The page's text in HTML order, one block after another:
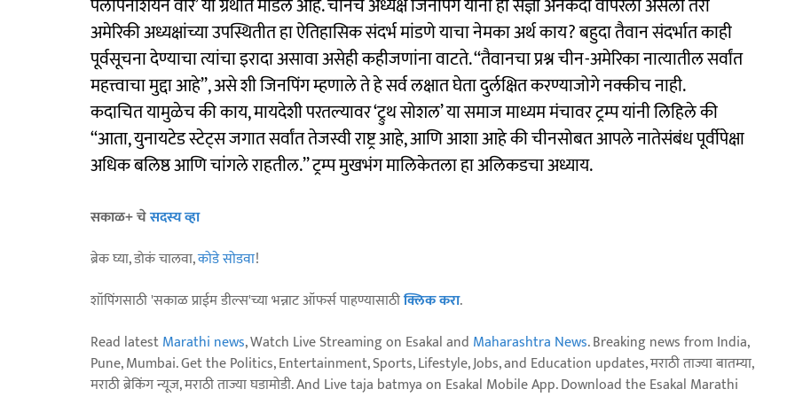
पेलोपेनेशियन वॉर’ या ग्रंथात मांडले आहे. चीनचे अध्यक्ष जिनपिंग यांनी ही सज्ञा अनेकदा वापरली असली तरी
अमेरिकी अध्यक्षांच्या उपस्थितीत हा ऐतिहासिक संदर्भ मांडणे याचा नेमका अर्थ काय? बहुदा तैवान संदर्भात काही
पूर्वसूचना देण्याचा त्यांचा इरादा असावा असेही कहीजणांना वाटते. ‘‘तैवानचा प्रश्न चीन-अमेरिका नात्यातील सर्वांत
महत्त्वाचा मुद्दा आहे’’, असे शी जिनपिंग म्हणाले ते हे सर्व लक्षात घेता दुर्लक्षित करण्याजोगे नक्कीच नाही.
कदाचित यामुळेच की काय, मायदेशी परतल्यावर ‘ट्रुथ सोशल’ या समाज माध्यम मंचावर ट्रम्प यांनी लिहिले की
‘‘आता, युनायटेड स्टेट्स जगात सर्वांत तेजस्वी राष्ट्र आहे, आणि आशा आहे की चीनसोबत आपले नातेसंबंध पूर्वीपेक्षा
अधिक बलिष्ठ आणि चांगले राहतील.’’ ट्रम्प मुखभंग मालिकेतला हा अलिकडचा अध्याय.
सकाळ+ चेसदस्य व्हा
ब्रेक घ्या, डोकं चालवा,कोडे सोडवा!
शॉपिंगसाठी 'सकाळ प्राईम डील्स'च्या भन्नाट ऑफर्स पाहण्यासाठीक्लिक करा.
Read latestMarathi news, Watch Live Streaming on Esakal and Maharashtra News. Breaking news from India,
Pune, Mumbai. Get the Politics, Entertainment, Sports, Lifestyle, Jobs, and Education updates, मराठी ताज्या बातम्या,
मराठी ब्रेकिंग न्यूज, मराठी ताज्या घडामोडी. And Live taja batmya on Esakal Mobile App. Download the Esakal Marathi